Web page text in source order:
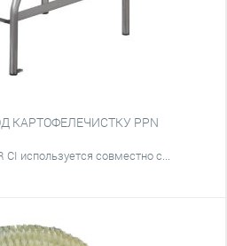
КАРТОФЕЛЕЧИСТКУ PPN
используется совместно с...